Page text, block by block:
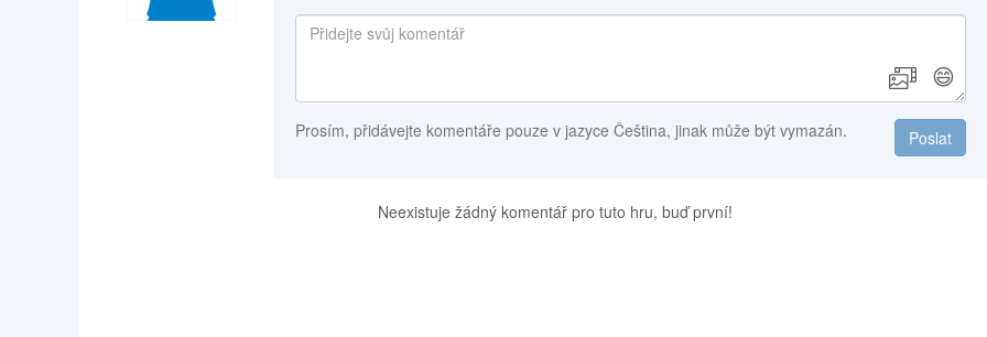
😄
Poslat
Prosím, přidávejte komentáře pouze v jazyce Čeština, jinak může být vymazán.
Neexistuje žádný komentář pro tuto hru, buď první!